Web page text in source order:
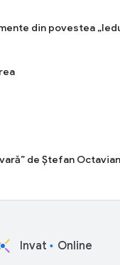
din povestea
de Ștefan
Invat Online